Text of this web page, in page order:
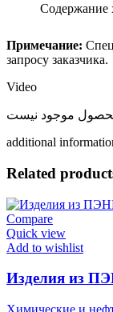
Содержание
Примечание:
запросу заказчика.
Video
additional
Related
Compare
Quick view
Add to wishlist
Изделия из